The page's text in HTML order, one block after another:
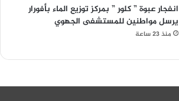
انفجار عبوة ” كلور ” بمركز توزيع الماء بأفورار
يرسل مواطنين للمستشفى الجهوي
منذ 23 ساعة